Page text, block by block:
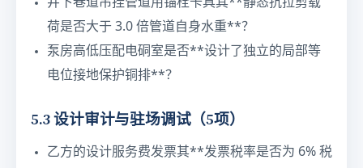
井下巷道吊挂管道用锚栓卡具其**静态抗拉剪载
荷是否大于 3.0 倍管道自身水重**？
泵房高低压配电硐室是否**设计了独立的局部等
电位接地保护铜排**？
5.3 设计审计与驻场调试（5项）
乙方的设计服务费发票其**发票税率是否为 6% 税